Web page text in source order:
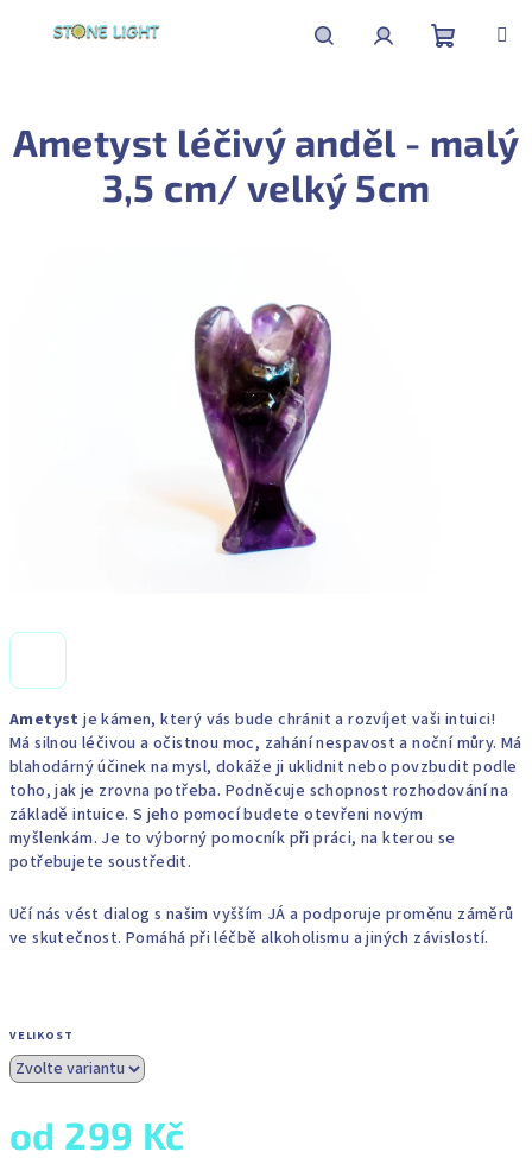
košík
Ametyst je kámen, který vás bude chránit a rozvíjet vaši intuici!
Má silnou léčivou a očistnou moc, zahání nespavost a noční můry. Má
blahodárný účinek na mysl, dokáže ji uklidnit nebo povzbudit podle
toho, jak je zrovna potřeba. Podněcuje schopnost rozhodování na
základě intuice. S jeho pomocí budete otevřeni novým
myšlenkám. Je to výborný pomocník při práci, na kterou se
potřebujete soustředit.
Učí nás vést dialog s našim vyšším JÁ a podporuje proměnu záměrů
ve skutečnost. Pomáhá při léčbě alkoholismu a jiných závislostí.
VELIKOST
od 299 Kč
Ametyst léčivý anděl - malý
3,5 cm/ velký 5cm